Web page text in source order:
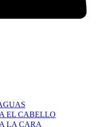
EL CABELLO
LA CARA